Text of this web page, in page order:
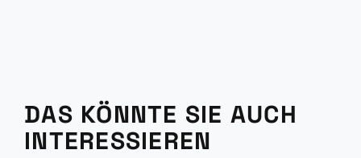
DAS KÖNNTE SIE AUCH
INTERESSIEREN